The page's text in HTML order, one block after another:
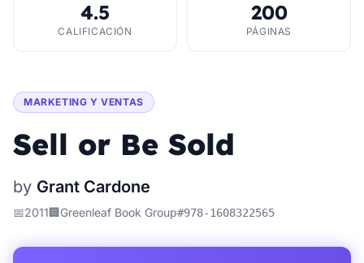
4.5
CALIFICACIÓN
200
PÁGINAS
MARKETING Y VENTAS
Sell or Be Sold
by Grant Cardone
📅2011🏢Greenleaf Book Group#978-1608322565